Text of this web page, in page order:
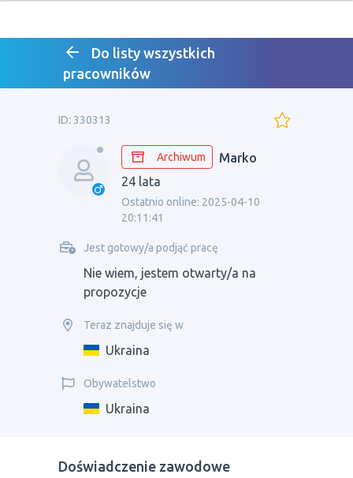
Do listy wszystkich
pracowników
ID: 330313
Archiwum
Marko
24 lata
Ostatnio online: 2025-04-10
20:11:41
Jest gotowy/a podjąć pracę
Nie wiem, jestem otwarty/a na
propozycje
Teraz znajduje się w
Ukraina
Obywatelstwo
Ukraina
Doświadczenie zawodowe